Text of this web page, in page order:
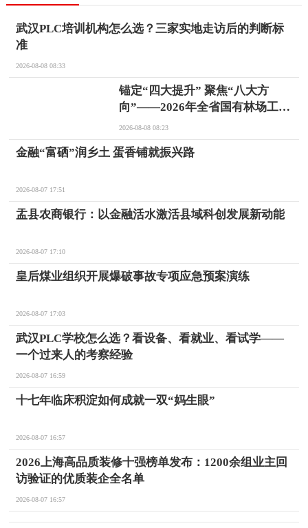
武汉PLC培训机构怎么选？三家实地走访后的判断标
准
2026-08-08 08:33
锚定“四大提升” 聚焦“八大方
向”——2026年全省国有林场工作
推进培训会在忻州五寨召开
2026-08-08 08:23
金融“富硒”润乡土 蛋香铺就振兴路
2026-08-07 17:51
盂县农商银行：以金融活水激活县域科创发展新动能
2026-08-07 17:10
皇后煤业组织开展爆破事故专项应急预案演练
2026-08-07 17:03
武汉PLC学校怎么选？看设备、看就业、看试学——
一个过来人的考察经验
2026-08-07 16:59
十七年临床积淀如何成就一双“妈生眼”
2026-08-07 16:57
2026上海高品质装修十强榜单发布：1200余组业主回
访验证的优质装企全名单
2026-08-07 16:57